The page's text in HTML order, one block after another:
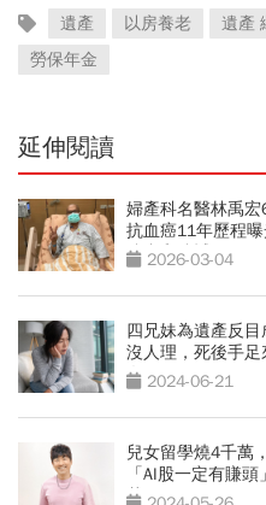
遺產 以房養老 遺產
勞保年金
延伸閱讀
婦產科名醫林禹宏
抗血癌11年歷程
遺產和遺憾
2026-03-04
四兄妹為遺產反
沒人理，死後手
女 2024-06-21
兒女留學燒4千萬
「AI股一定有賺
花